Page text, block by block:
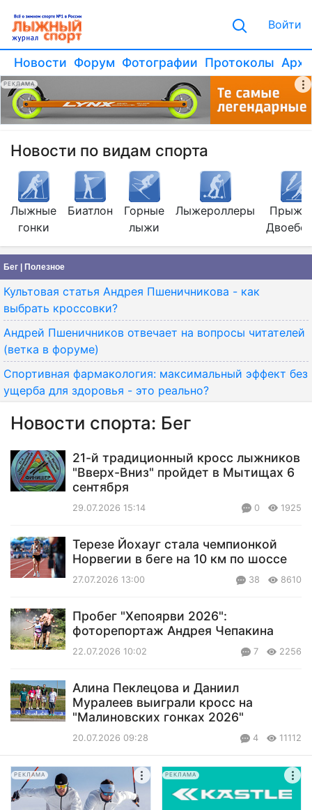
Войти
Новости Форум Фотографии Протоколы
РЕКЛАМА
Новости по видам спорта
Лыжные
гонки
Биатлон
Горные
лыжи
Лыжероллеры
Бег | Полезное
Культовая статья Андрея Пшеничникова - как
выбрать кроссовки?
Андрей Пшеничников отвечает на вопросы читателей
(ветка в форуме)
Спортивная фармакология: максимальный эффект без
ущерба для здоровья - это реально?
Новости спорта: Бег
21-й традиционный кросс лыжников
"Вверх-Вниз" пройдет в Мытищах 6
сентября
29.07.2026 15:14 0 1925
Терезе Йохауг стала чемпионкой
Норвегии в беге на 10 км по шоссе
27.07.2026 13:00 38 8610
Пробег "Хепоярви 2026":
фоторепортаж Андрея Чепакина
22.07.2026 10:02 7 2256
Алина Пеклецова и Даниил
Муралеев выиграли кросс на
"Малиновских гонках 2026"
20.07.2026 09:28 4 11112
РЕКЛАМА РЕКЛАМА